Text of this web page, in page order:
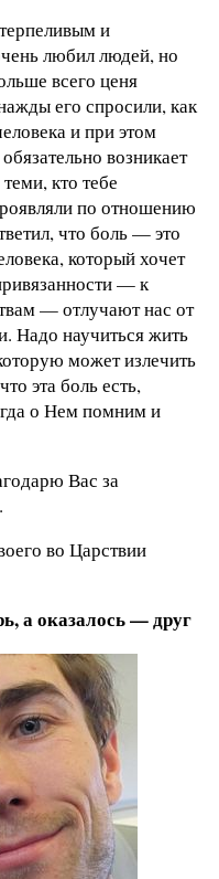
и
любил людей, но
всего ценя
его спросили, как
и при этом
возникает
кто тебе
по отношению
что боль — это
который хочет
— к
— отлучают нас от
Надо научиться жить
может излечить
эта боль есть,
о Нем помним и
Вас за
во Царствии
а оказалось — друг